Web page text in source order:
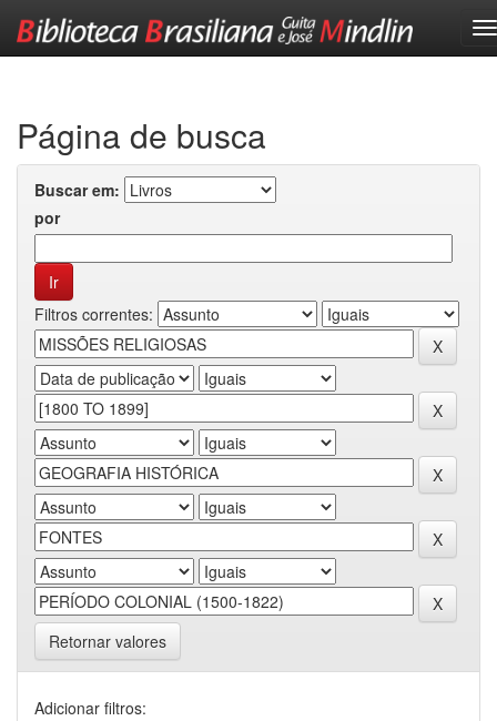
Página de busca
Buscar em:
por
Filtros correntes:
Retornar valores
Adicionar filtros: